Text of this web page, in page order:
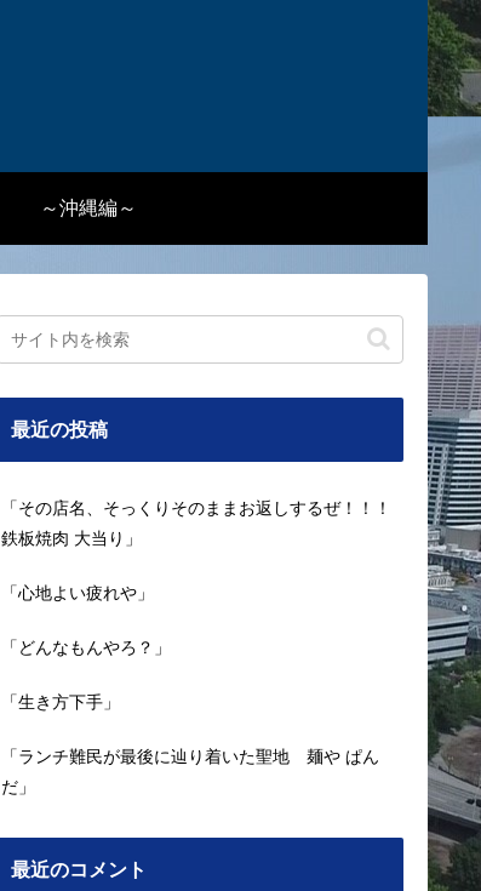
～沖縄編～
最近の投稿
「その店名、そっくりそのままお返しするぜ！！！
鉄板焼肉 大当り」
「心地よい疲れや」
「どんなもんやろ？」
「生き方下手」
「ランチ難民が最後に辿り着いた聖地 麺や ぱん
だ」
最近のコメント